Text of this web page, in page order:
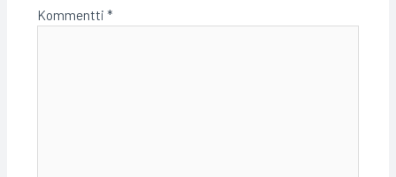
Kommentti *